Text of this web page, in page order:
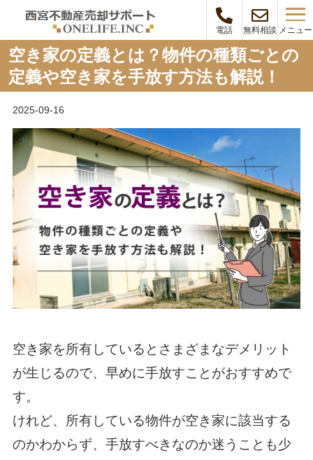
電話 無料相談 メニュー
空き家の定義とは？物件の種類ごとの
定義や空き家を手放す方法も解説！
2025-09-16
空き家を所有しているとさまざまなデメリット
が生じるので、早めに手放すことがおすすめで
す。
けれど、所有している物件が空き家に該当する
のかわからず、手放すべきなのか迷うことも少